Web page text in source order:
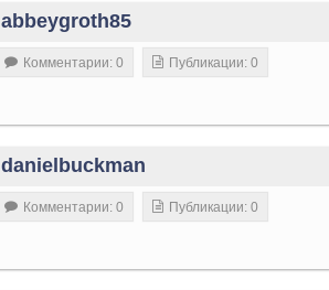
abbeygroth85
Комментарии: 0 Публикации: 0
danielbuckman
Комментарии: 0 Публикации: 0